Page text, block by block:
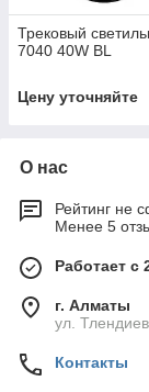
Трековый
7040 40W BL
Цену уточняйте
О нас
Рейтинг не
Менее 5
Работает с
г. Алматы
ул.
Контакты